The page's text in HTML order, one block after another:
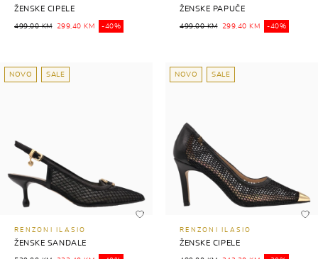
ŽENSKE CIPELE
499,00 KM 299,40 KM -40%
ŽENSKE PAPUČE
499,00 KM 299,40 KM -40%
NOVO SALE
RENZONI ILASIO
ŽENSKE SANDALE
NOVO SALE
RENZONI ILASIO
ŽENSKE CIPELE